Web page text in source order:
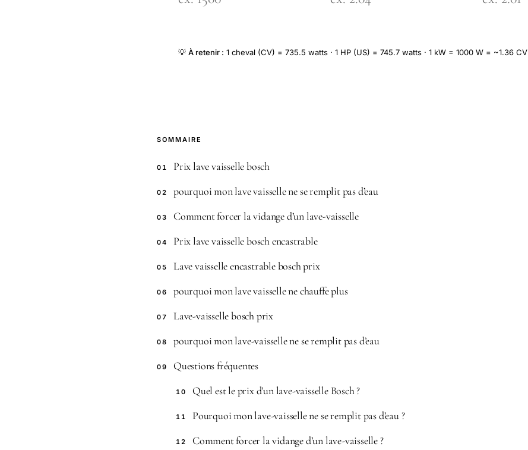
💡 À retenir : 1 cheval (CV) = 735.5 watts · 1 HP (US) = 745.7 watts · 1 kW = 1000 W = ~1.36 CV
SOMMAIRE
01 Prix lave vaisselle bosch
02 pourquoi mon lave vaisselle ne se remplit pas d’eau
03 Comment forcer la vidange d’un lave-vaisselle
04 Prix lave vaisselle bosch encastrable
05 Lave vaisselle encastrable bosch prix
06 pourquoi mon lave vaisselle ne chauffe plus
07 Lave-vaisselle bosch prix
08 pourquoi mon lave-vaisselle ne se remplit pas d’eau
09 Questions fréquentes
10 Quel est le prix d’un lave-vaisselle Bosch ?
11 Pourquoi mon lave-vaisselle ne se remplit pas d’eau ?
12 Comment forcer la vidange d’un lave-vaisselle ?